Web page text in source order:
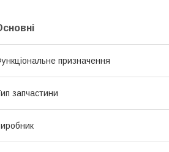
призначення
запчастини